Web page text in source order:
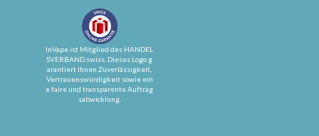
InVape ist Mitglied des HANDEL
SVERBAND.swiss. Dieses Logo g
arantiert Ihnen Zuverlässigkeit,
Vertrauenswürdigkeit sowie ein
e faire und transparente Auftrag
sabwicklung.